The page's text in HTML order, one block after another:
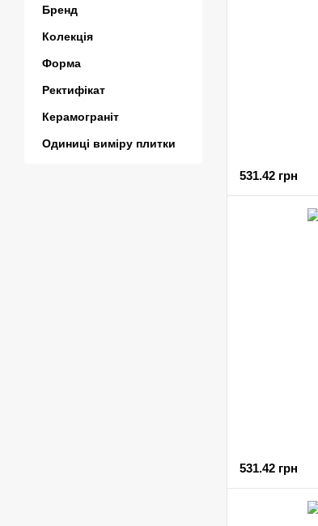
531.42 грн
531.42 грн
Бренд
Колекція
Форма
Ректифікат
Керамограніт
Одиниці виміру плитки